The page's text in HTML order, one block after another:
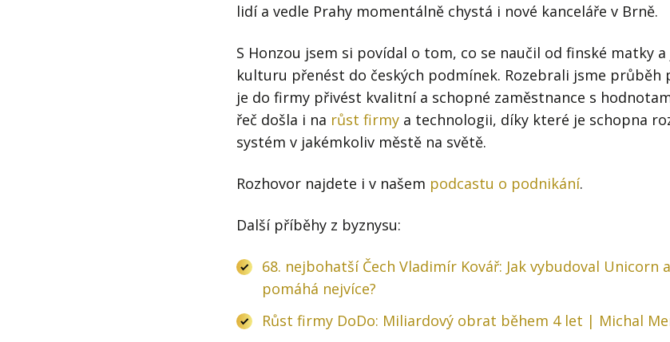
lidí a vedle Prahy momentálně chystá i nové kanceláře v Brně.
S Honzou jsem si povídal o tom, co se naučil od finské matky
kulturu přenést do českých podmínek. Rozebrali jsme průběh
je do firmy přivést kvalitní a schopné zaměstnance s
řeč došla i na růst firmy a technologii, díky které je schopna
systém v jakémkoliv městě na světě.
Rozhovor najdete i v našem podcastu o podnikání.
Další příběhy z byznysu:
68. nejbohatší Čech Vladimír Kovář: Jak vybudoval Unicorn
pomáhá nejvíce?
Růst firmy DoDo: Miliardový obrat během 4 let | Michal